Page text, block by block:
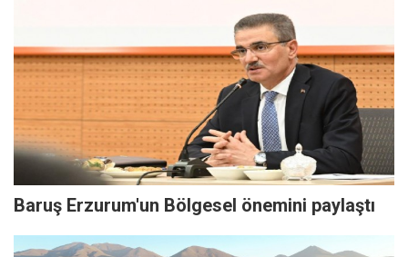
Baruş Erzurum'un Bölgesel önemini paylaştı